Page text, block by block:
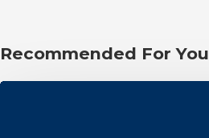
Recommended For You